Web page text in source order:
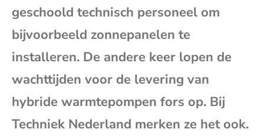
geschoold technisch personeel om
bijvoorbeeld zonnepanelen te
installeren. De andere keer lopen de
wachttijden voor de levering van
hybride warmtepompen fors op. Bij
Techniek Nederland merken ze het ook.